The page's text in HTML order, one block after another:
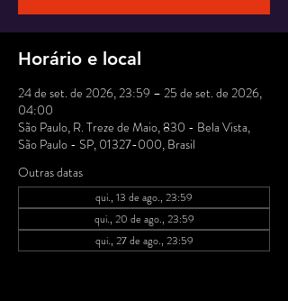
Horário e local
24 de set. de 2026, 23:59 – 25 de set. de 2026,
04:00
São Paulo, R. Treze de Maio, 830 - Bela Vista,
São Paulo - SP, 01327-000, Brasil
Outras datas
qui., 13 de ago., 23:59
qui., 20 de ago., 23:59
qui., 27 de ago., 23:59